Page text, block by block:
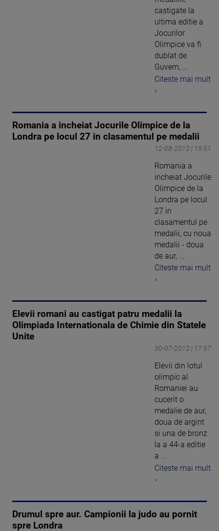
castigate la
ultima editie a
Jocurilor
Olimpice va fi
dublat de
Guvern, ...
Citeste mai mult
›
Romania a incheiat Jocurile Olimpice de la
Londra pe locul 27 in clasamentul pe medalii
12-08-2012 | 19:51
Romania a
incheiat Jocurile
Olimpice de la
Londra pe locul
27 in
clasamentul pe
medalii, cu noua
medalii - doua
de aur, ...
Citeste mai mult
›
Elevii romani au castigat patru medalii la
Olimpiada Internationala de Chimie din Statele
Unite
30-07-2012 | 17:57
Elevii din lotul
olimpic al
Romaniei au
cucerit o
medalie de aur,
doua de argint
si una de bronz
la a 44-a editie
a ...
Citeste mai mult
›
Drumul spre aur. Campionii la judo au pornit
spre Londra